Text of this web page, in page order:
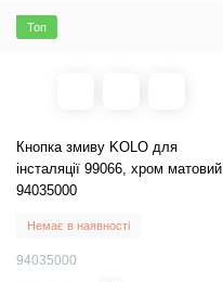
Топ
Кнопка змиву KOLO для
інсталяції 99066, хром матовий
94035000
Немає в наявності
94035000